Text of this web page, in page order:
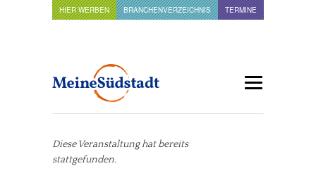
HIER WERBEN BRANCHENVERZEICHNIS TERMINE
Diese Veranstaltung hat bereits
stattgefunden.